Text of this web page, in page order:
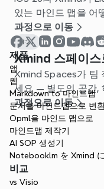
있는 마인드 맵을 어
과정으로 이동
1:21
Xmind 스페이스
Xmind Spaces가 팀
세요 — 별도의 공간,
프로젝트 관리.
과정으로 이동
제품
앱
웹
Markdown to 마인드맵
문서를 마인드맵으로 변
Opml을 마인드 맵으로
마인드맵 제작기
AI SOP 생성기
Notebooklm を Xmind に
비교
vs Visio